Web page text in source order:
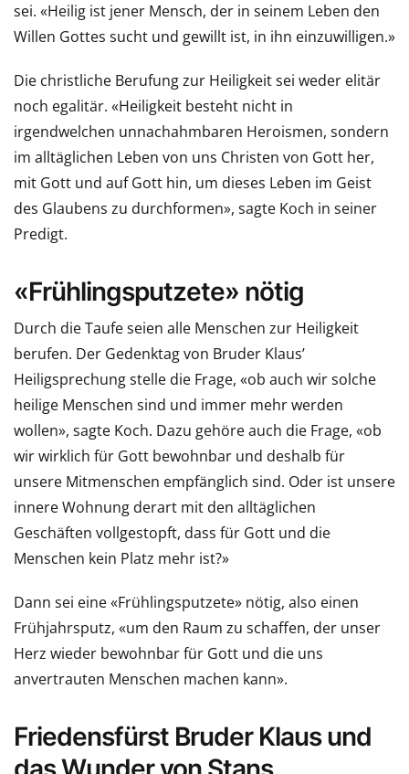
sei. «Heilig ist jener Mensch, der in seinem Leben den
Willen Gottes sucht und gewillt ist, in ihn einzuwilligen.»
Die christliche Berufung zur Heiligkeit sei weder elitär
noch egalitär. «Heiligkeit besteht nicht in
irgendwelchen unnachahmbaren Heroismen, sondern
im alltäglichen Leben von uns Christen von Gott her,
mit Gott und auf Gott hin, um dieses Leben im Geist
des Glaubens zu durchformen», sagte Koch in seiner
Predigt.
«Frühlingsputzete» nötig
Durch die Taufe seien alle Menschen zur Heiligkeit
berufen. Der Gedenktag von Bruder Klaus’
Heiligsprechung stelle die Frage, «ob auch wir solche
heilige Menschen sind und immer mehr werden
wollen», sagte Koch. Dazu gehöre auch die Frage, «ob
wir wirklich für Gott bewohnbar und deshalb für
unsere Mitmenschen empfänglich sind. Oder ist unsere
innere Wohnung derart mit den alltäglichen
Geschäften vollgestopft, dass für Gott und die
Menschen kein Platz mehr ist?»
Dann sei eine «Frühlingsputzete» nötig, also einen
Frühjahrsputz, «um den Raum zu schaffen, der unser
Herz wieder bewohnbar für Gott und die uns
anvertrauten Menschen machen kann».
Friedensfürst Bruder Klaus und